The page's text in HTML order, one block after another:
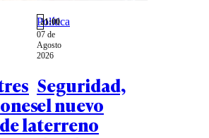
la
Política
21:00
07 de
Agosto
2026
Seguridad,
el nuevo
terreno